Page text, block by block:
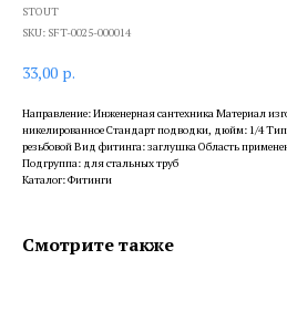
STOUT
SKU: SFT-0025-000014
33,00 р.
Направление: Инженерная сантехника Материал
никелированное Стандарт подводки, дюйм: 1/4
резьбовой Вид фитинга: заглушка Область
Подгруппа: для стальных труб
Каталог: Фитинги
Смотрите также